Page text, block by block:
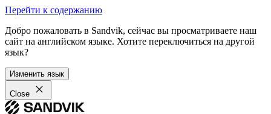
Перейти к содержанию
Добро пожаловать в Sandvik, сейчас вы просматриваете наш
сайт на английском языке. Хотите переключиться на другой
язык?
Изменить язык
Close